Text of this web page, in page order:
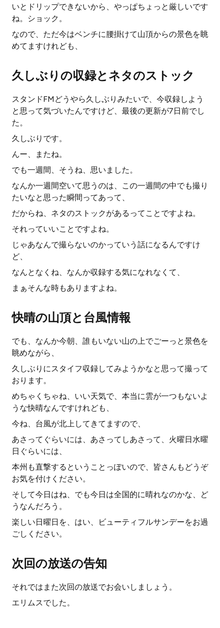
いとドリップできないから、やっぱちょっと厳しいです
ね。ショック。
なので、ただ今はベンチに腰掛けて山頂からの景色を眺
めてますけれども、
久しぶりの収録とネタのストック
スタンドFMどうやら久しぶりみたいで、今収録しよう
と思って気づいたんですけど、最後の更新が7日前でし
た。
久しぶりです。
んー、またね。
でも一週間、そうね、思いました。
なんか一週間空いて思うのは、この一週間の中でも撮り
たいなと思った瞬間ってあって、
だからね、ネタのストックがあるってことですよね。
それっていいことですよね。
じゃあなんで撮らないのかっていう話になるんですけ
ど、
なんとなくね、なんか収録する気になれなくて、
まぁそんな時もありますよね。
快晴の山頂と台風情報
でも、なんか今朝、誰もいない山の上でごーっと景色を
眺めながら、
久しぶりにスタイフ収録してみようかなと思って撮って
おります。
めちゃくちゃね、いい天気で、本当に雲が一つもないよ
うな快晴なんですけれども、
今ね、台風が北上してきてますので、
あさってぐらいには、あさってしあさって、火曜日水曜
日ぐらいには、
本州も直撃するということっぽいので、皆さんもどうぞ
お気を付けください。
そして今日はね、でも今日は全国的に晴れなのかな、ど
うなんだろう。
楽しい日曜日を、はい、ビューティフルサンデーをお過
ごしください。
次回の放送の告知
それではまた次回の放送でお会いしましょう。
エリムスでした。